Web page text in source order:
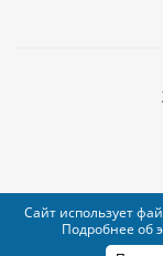
Сайт использует
Подробнее об